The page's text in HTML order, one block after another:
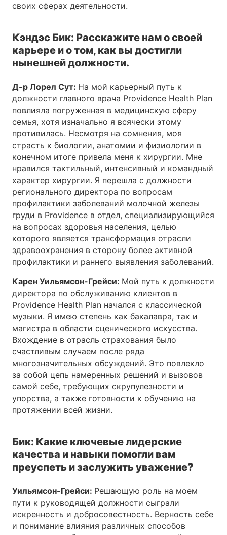
своих сферах деятельности.
Кэндэс Бик: Расскажите нам о своей
карьере и о том, как вы достигли
нынешней должности.
Д-р Лорел Сут: На мой карьерный путь к
должности главного врача Providence Health Plan
повлияла погруженная в медицинскую сферу
семья, хотя изначально я всячески этому
противилась. Несмотря на сомнения, моя
страсть к биологии, анатомии и физиологии в
конечном итоге привела меня к хирургии. Мне
нравился тактильный, интенсивный и командный
характер хирургии. Я перешла с должности
регионального директора по вопросам
профилактики заболеваний молочной железы
груди в Providence в отдел, специализирующийся
на вопросах здоровья населения, целью
которого является трансформация отрасли
здравоохранения в сторону более активной
профилактики и раннего выявления заболеваний.
Карен Уильямсон-Грейси: Мой путь к должности
директора по обслуживанию клиентов в
Providence Health Plan начался с классической
музыки. Я имею степень как бакалавра, так и
магистра в области сценического искусства.
Вхождение в отрасль страхования было
счастливым случаем после ряда
многозначительных обсуждений. Это повлекло
за собой цепь намеренных решений и вызовов
самой себе, требующих скрупулезности и
упорства, а также готовности к обучению на
протяжении всей жизни.
Бик: Какие ключевые лидерские
качества и навыки помогли вам
преуспеть и заслужить уважение?
Уильямсон-Грейси: Решающую роль на моем
пути к руководящей должности сыграли
искренность и добросовестность. Верность себе
и понимание влияния различных способов